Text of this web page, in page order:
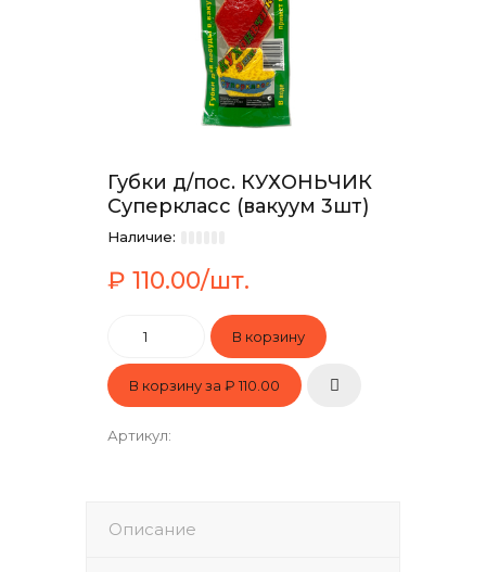
Губки д/пос. КУХОНЬЧИК
Суперкласс (вакуум 3шт)
Наличие:
₽ 110.00/шт.
В корзину за ₽ 110.00
Артикул:
Описание